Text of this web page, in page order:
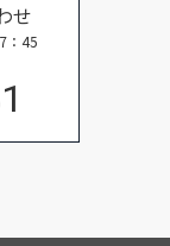
せ
：45